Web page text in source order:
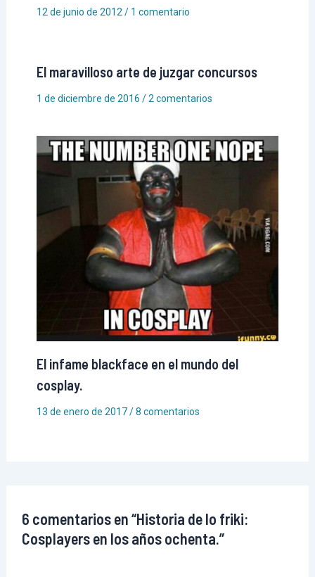
12 de junio de 2012/ 1 comentario
El maravilloso arte de juzgar concursos
1 de diciembre de 2016 /2 comentarios
El infame blackface en el mundo del
cosplay.
13 de enero de 2017/8 comentarios
6 comentarios en “Historia de lo friki:
Cosplayers en los años ochenta.”